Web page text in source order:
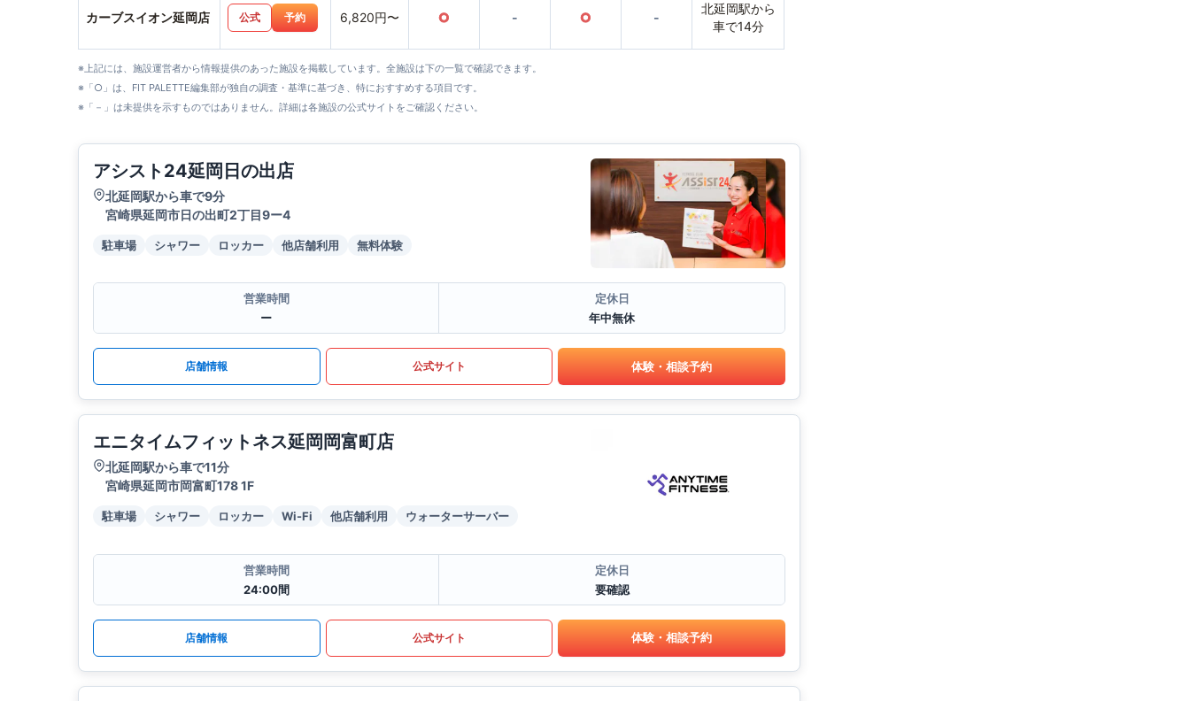
カーブスイオン延岡店 公式 予約 6,820円〜 ○ - ○ -
北延岡駅から
車で14分
※上記には、施設運営者から情報提供のあった施設を掲載しています。全施設は下の一覧で確認できます。
※「○」は、FIT PALETTE編集部が独自の調査・基準に基づき、特におすすめする項目です。
※「－」は未提供を示すものではありません。詳細は各施設の公式サイトをご確認ください。
アシスト24延岡日の出店
北延岡駅から車で9分
宮崎県延岡市日の出町2丁目9ー4
駐車場 シャワー ロッカー 他店舗利用 無料体験
営業時間
ー
定休日
年中無休
店舗情報 公式サイト 体験・相談予約
エニタイムフィットネス延岡岡富町店
北延岡駅から車で11分
宮崎県延岡市岡富町178 1F
駐車場 シャワー ロッカー Wi-Fi 他店舗利用 ウォーターサーバー
営業時間
24:00間
定休日
要確認
店舗情報 公式サイト 体験・相談予約